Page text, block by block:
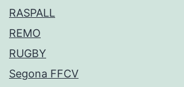
RASPALL
REMO
RUGBY
Segona FFCV